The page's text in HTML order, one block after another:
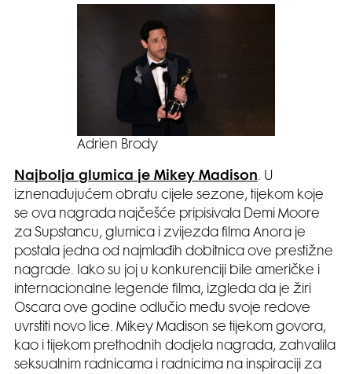
Adrien Brody
Najbolja glumica je Mikey Madison. U
iznenađujućem obratu cijele sezone, tijekom koje
se ova nagrada najčešće pripisivala Demi Moore
za Supstancu, glumica i zvijezda filma Anora je
postala jedna od najmlađih dobitnica ove prestižne
nagrade. Iako su joj u konkurenciji bile američke i
internacionalne legende filma, izgleda da je žiri
Oscara ove godine odlučio među svoje redove
uvrstiti novo lice. Mikey Madison se tijekom govora,
kao i tijekom prethodnih dodjela nagrada, zahvalila
seksualnim radnicama i radnicima na inspiraciji za